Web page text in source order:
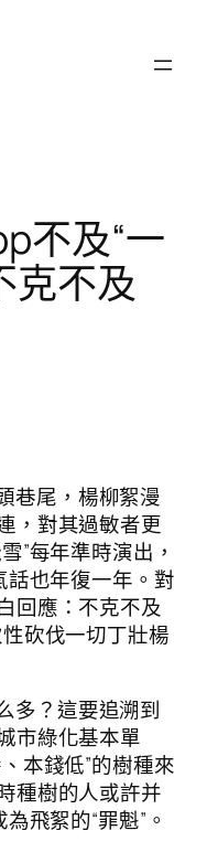
不及“一
克不及
巷尾，楊柳絮漫
，對其過敏者更
”每年準時演出，
話也年復一年。對
回應：不克不及
砍伐一切丁壯楊
多？這要追溯到
市綠化基本單
本錢低”的樹種來
種樹的人或許并
飛絮的“罪魁”。